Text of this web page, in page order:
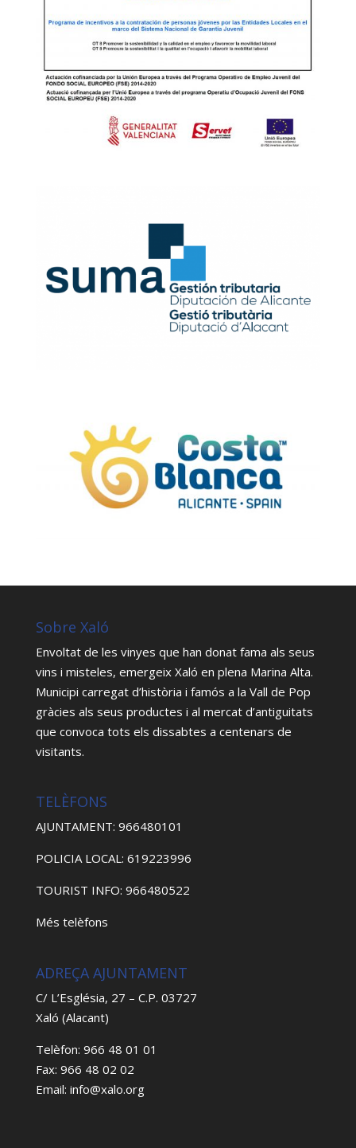
Sobre Xaló
Envoltat de les vinyes que han donat fama als seus
vins i misteles, emergeix Xaló en plena Marina Alta.
Municipi carregat d’història i famós a la Vall de Pop
gràcies als seus productes i al mercat d’antiguitats
que convoca tots els dissabtes a centenars de
visitants.
TELÈFONS
AJUNTAMENT: 966480101
POLICIA LOCAL: 619223996
TOURIST INFO: 966480522
Més telèfons
ADREÇA AJUNTAMENT
C/ L’Església, 27 – C.P. 03727
Xaló (Alacant)
Telèfon: 966 48 01 01
Fax: 966 48 02 02
Email: info@xalo.org